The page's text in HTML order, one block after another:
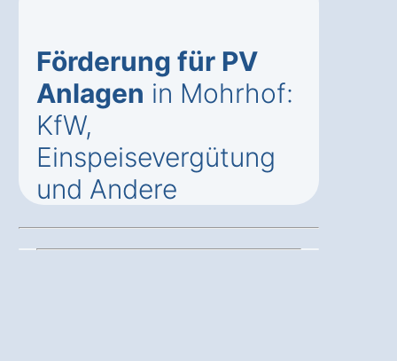
Förderung für PV
Anlagen in Mohrhof:
KfW,
Einspeisevergütung
und Andere